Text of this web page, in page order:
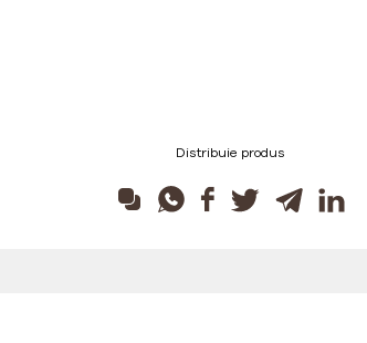
Distribuie produs